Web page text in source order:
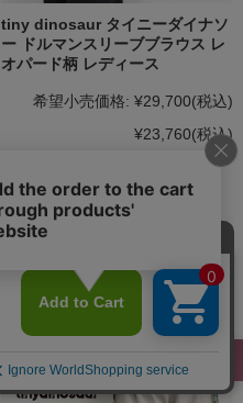
tiny dinosaur タイニーダイナソ
ー ドルマンスリーブブラウス レ
オパード柄 レディース
希望小売価格: ¥29,700(税込)
¥23,760(税込)